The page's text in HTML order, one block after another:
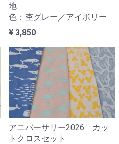
地
色：杢グレー／アイボリー
¥ 3,850
アニバーサリー2026 カッ
トクロスセット